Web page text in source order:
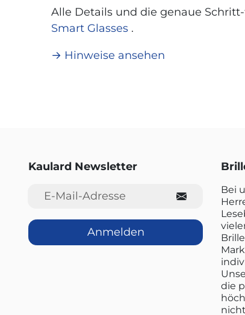
Alle Details und die genaue
Smart Glasses .
→ Hinweise ansehen
Kaulard Newsletter
E-Mail-Adresse
Anmelden
Bei
die